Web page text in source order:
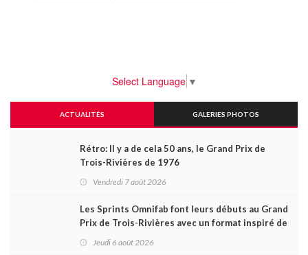
Select Language ▼
ACTUALITÉS GALERIES PHOTOS
Rétro: Il y a de cela 50 ans, le Grand Prix de
Trois-Rivières de 1976
Vendredi 7 août 2026
Les Sprints Omnifab font leurs débuts au Grand
Prix de Trois-Rivières avec un format inspiré de
Jeudi 6 août 2026